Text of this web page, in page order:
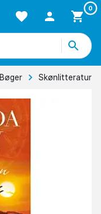
0
Bøger Skønlitteratur